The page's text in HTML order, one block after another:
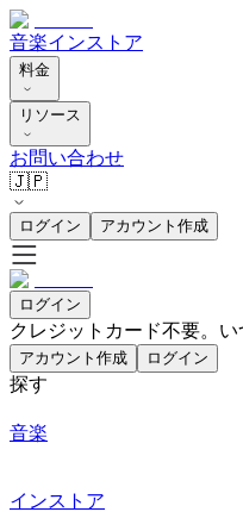
音楽インストア
料金
リソース
お問い合わせ
🇯🇵
ログイン アカウント作成
ログイン
クレジットカード不要。い
アカウント作成 ログイン
探す
音楽
インストア